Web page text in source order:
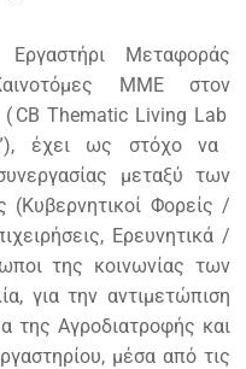
Μεταφοράς
ΜΜΕ στον
( CB Thematic Living Lab
έχει ως στόχο να
μεταξύ των
Φορείς /
Ερευνητικά /
της κοινωνίας των
για την αντιμετώπιση
της Αγροδιατροφής και
μέσα από τις